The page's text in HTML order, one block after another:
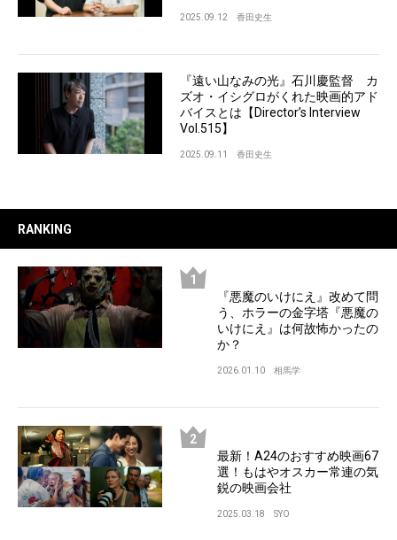
2025.09.12 香田史生
『遠い山なみの光』石川慶監督 カ
ズオ・イシグロがくれた映画的アド
バイスとは【Director’s Interview
Vol.515】
2025.09.11 香田史生
RANKING
『悪魔のいけにえ』改めて問
う、ホラーの金字塔『悪魔の
いけにえ』は何故怖かったの
か？
2026.01.10 相馬学
最新！A24のおすすめ映画67
選！もはやオスカー常連の気
鋭の映画会社
2025.03.18 SYO